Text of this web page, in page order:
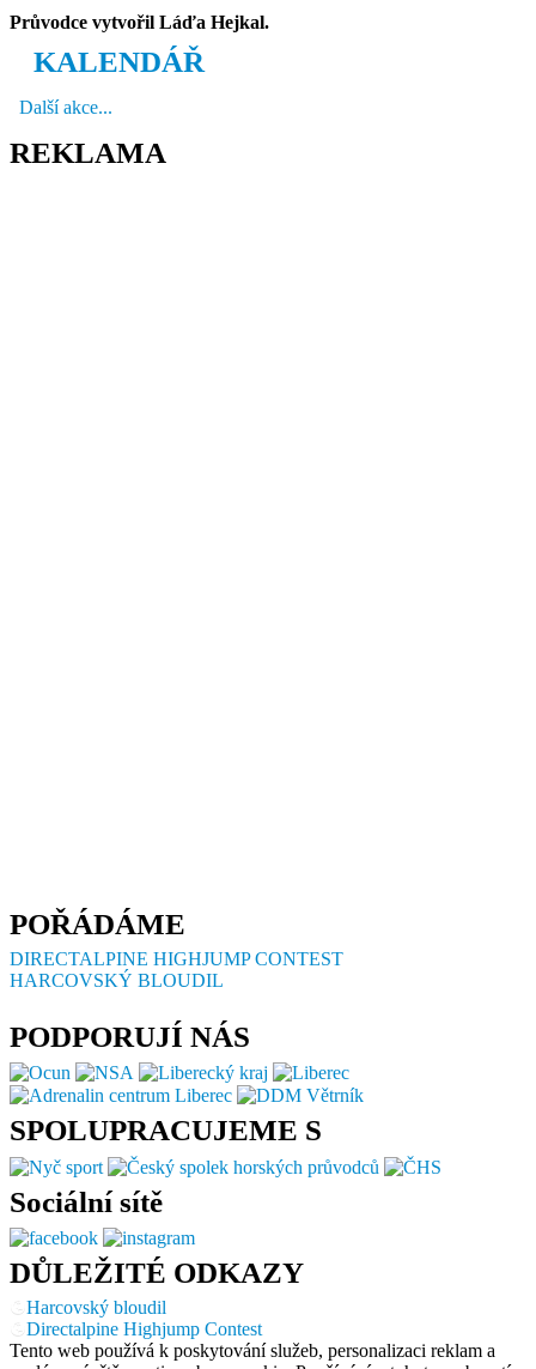
Průvodce vytvořil Láďa Hejkal.
KALENDÁŘ
Další akce...
REKLAMA
POŘÁDÁME
DIRECTALPINE HIGHJUMP CONTEST
HARCOVSKÝ BLOUDIL
PODPORUJÍ NÁS
SPOLUPRACUJEME S
Sociální sítě
DŮLEŽITÉ ODKAZY
Harcovský bloudil
Directalpine Highjump Contest
Tento web používá k poskytování služeb, personalizaci reklam a